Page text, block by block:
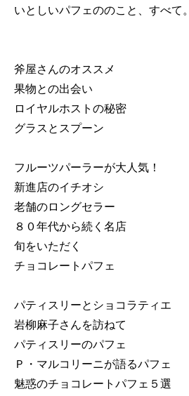
いとしいパフェののこと、すべて。
斧屋さんのオススメ
果物との出会い
ロイヤルホストの秘密
グラスとスプーン
フルーツパーラーが大人気！
新進店のイチオシ
老舗のロングセラー
８０年代から続く名店
旬をいただく
チョコレートパフェ
パティスリーとショコラティエ
岩柳麻子さんを訪ねて
パティスリーのパフェ
Ｐ・マルコリーニが語るパフェ
魅惑のチョコレートパフェ５選